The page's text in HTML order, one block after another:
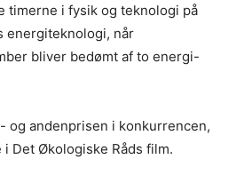
timerne i fysik og teknologi på
energiteknologi, når
bliver bedømt af to energi-
og andenprisen i konkurrencen,
Det Økologiske Råds film.